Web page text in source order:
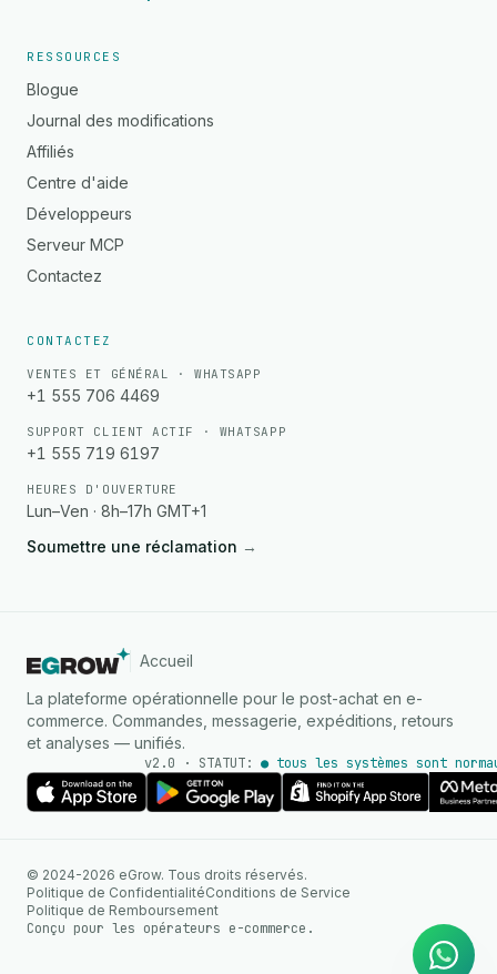
RESSOURCES
Blogue
Journal des modifications
Affiliés
Centre d'aide
Développeurs
Serveur MCP
Contactez
CONTACTEZ
VENTES ET GÉNÉRAL · WHATSAPP
+1 555 706 4469
SUPPORT CLIENT ACTIF · WHATSAPP
+1 555 719 6197
HEURES D'OUVERTURE
Lun–Ven · 8h–17h GMT+1
Soumettre une réclamation →
Accueil
La plateforme opérationnelle pour le post-achat en e-
commerce. Commandes, messagerie, expéditions, retours
et analyses — unifiés.
v2.0 · STATUT: ● tous les systèmes sont
© 2024-2026 eGrow. Tous droits réservés.
Politique de ConfidentialitéConditions de Service
Politique de Remboursement
Conçu pour les opérateurs e-commerce.
Réponses instantanées sur
WhatsApp